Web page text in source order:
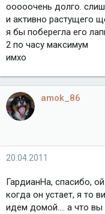
ооооочень долго.
и активно растущего
я бы поберегла его
2 по часу максимум
имхо
amok_86
20.04.2011
ГардианНа, спасибо,
когда он устает, я то
идем домой.... а что вы